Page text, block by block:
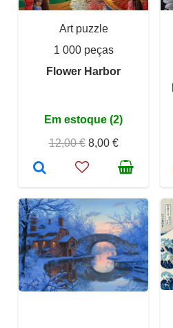
Art puzzle
1 000 peças
Flower Harbor
Em estoque (2)
12,00 € 8,00 €